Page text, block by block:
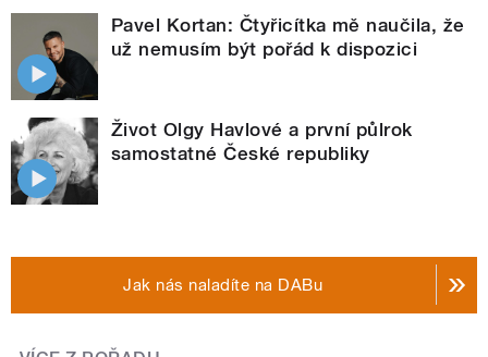
Pavel Kortan: Čtyřicítka mě naučila, že
už nemusím být pořád k dispozici
Život Olgy Havlové a první půlrok
samostatné České republiky
Jak nás naladíte na DABu